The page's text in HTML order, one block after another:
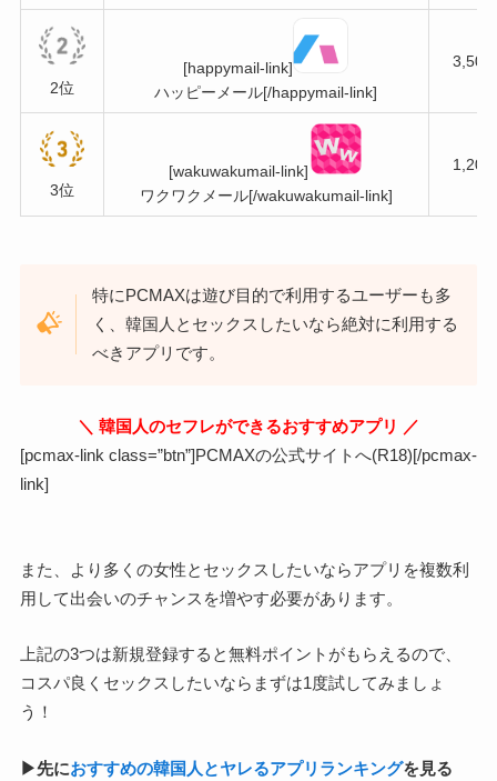
2位
[happymail-link]
ハッピーメール[/happymail-link]
3,500
3位
[wakuwakumail-link]
ワクワクメール[/wakuwakumail-link]
1,200
特にPCMAXは遊び目的で利用するユーザーも多
く、韓国人とセックスしたいなら絶対に利用する
べきアプリです。
＼ 韓国人のセフレができるおすすめアプリ ／
[pcmax-link class=”btn”]PCMAXの公式サイトへ(R18)[/pcmax-
link]
また、より多くの女性とセックスしたいならアプリを複数利
用して出会いのチャンスを増やす必要があります。
上記の3つは新規登録すると無料ポイントがもらえるので、
コスパ良くセックスしたいならまずは1度試してみましょ
う！
▶︎先におすすめの韓国人とヤレるアプリランキングを見る